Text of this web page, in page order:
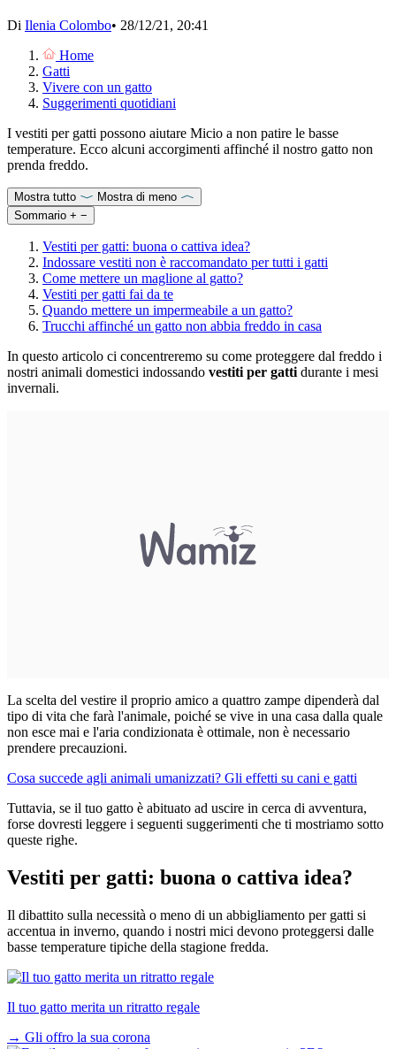
Di Ilenia Colombo• 28/12/21, 20:41
Home
Gatti
Vivere con un gatto
Suggerimenti quotidiani
I vestiti per gatti possono aiutare Micio a non patire le basse
temperature. Ecco alcuni accorgimenti affinché il nostro gatto non
prenda freddo.
Mostra tutto
Mostra di meno
Sommario + −
Vestiti per gatti: buona o cattiva idea?
Indossare vestiti non è raccomandato per tutti i gatti
Come mettere un maglione al gatto?
Vestiti per gatti fai da te
Quando mettere un impermeabile a un gatto?
Trucchi affinché un gatto non abbia freddo in casa
In questo articolo ci concentreremo su come proteggere dal freddo i
nostri animali domestici indossando vestiti per gatti durante i mesi
invernali.
La scelta del vestire il proprio amico a quattro zampe dipenderà dal
tipo di vita che farà l'animale, poiché se vive in una casa dalla quale
non esce mai e l'aria condizionata è ottimale, non è necessario
prendere precauzioni.
Cosa succede agli animali umanizzati? Gli effetti su cani e gatti
Tuttavia, se il tuo gatto è abituato ad uscire in cerca di avventura,
forse dovresti leggere i seguenti suggerimenti che ti mostriamo sotto
queste righe.
Vestiti per gatti: buona o cattiva idea?
Il dibattito sulla necessità o meno di un abbigliamento per gatti si
accentua in inverno, quando i nostri mici devono proteggersi dalle
basse temperature tipiche della stagione fredda.
Il tuo gatto merita un ritratto regale
→ Gli offro la sua corona